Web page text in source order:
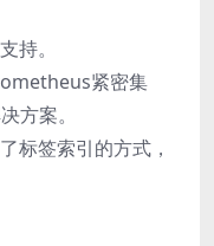
持。
紧密集
方案。
标签索引的方式，